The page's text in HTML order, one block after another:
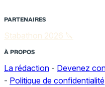
PARTENAIRES
Stabathon 2026 🔪
À PROPOS
La rédaction - Devenez
- Politique de confidentialité